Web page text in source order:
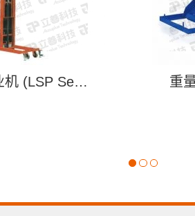
高空作业机 (LSP Series)